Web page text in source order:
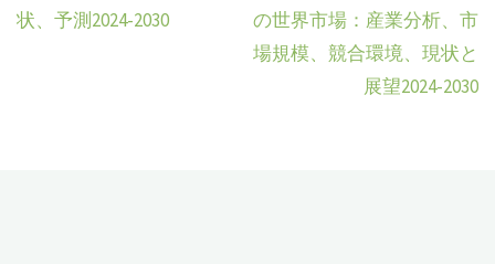
状、予測2024-2030
の世界市場：産業分析、市
場規模、競合環境、現状と
展望2024-2030